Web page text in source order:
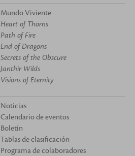
Mundo Viviente
Heart of Thorns
Path of Fire
End of Dragons
Secrets of the Obscure
Janthir Wilds
Visions of Eternity
Noticias
Calendario de eventos
Boletín
Tablas de clasificación
Programa de colaboradores